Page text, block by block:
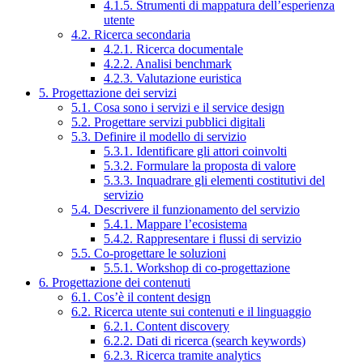
4.1.5. Strumenti di mappatura dell’esperienza
utente
4.2. Ricerca secondaria
4.2.1. Ricerca documentale
4.2.2. Analisi benchmark
4.2.3. Valutazione euristica
5. Progettazione dei servizi
5.1. Cosa sono i servizi e il service design
5.2. Progettare servizi pubblici digitali
5.3. Definire il modello di servizio
5.3.1. Identificare gli attori coinvolti
5.3.2. Formulare la proposta di valore
5.3.3. Inquadrare gli elementi costitutivi del
servizio
5.4. Descrivere il funzionamento del servizio
5.4.1. Mappare l’ecosistema
5.4.2. Rappresentare i flussi di servizio
5.5. Co-progettare le soluzioni
5.5.1. Workshop di co-progettazione
6. Progettazione dei contenuti
6.1. Cos’è il content design
6.2. Ricerca utente sui contenuti e il linguaggio
6.2.1. Content discovery
6.2.2. Dati di ricerca (search keywords)
6.2.3. Ricerca tramite analytics